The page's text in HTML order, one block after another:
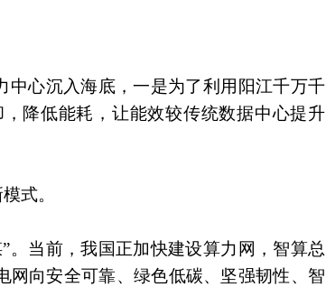
中心沉入海底，一是为了利用阳江千万千
降低能耗，让能效较传统数据中心提升
式。
。当前，我国正加快建设算力网，智算总
网向安全可靠、绿色低碳、坚强韧性、智